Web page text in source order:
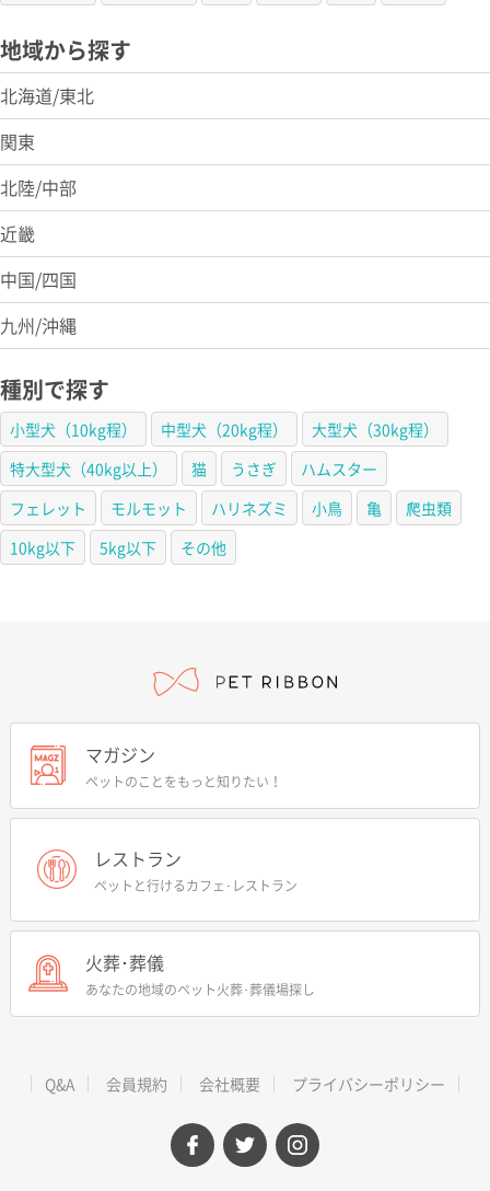
地域から探す
北海道/東北
関東
北陸/中部
近畿
中国/四国
九州/沖縄
種別で探す
小型犬（10kg程） 中型犬（20kg程）
大型犬（30kg程）
特大型犬（40kg以上）
猫 うさぎ
ハムスター
フェレット
モルモット ハリネズミ 小鳥 亀
爬虫類
10kg以下
5kg以下 その他
マガジン
ペットのことをもっと知りたい！
レストラン
ペットと行けるカフェ･レストラン
火葬･葬儀
あなたの地域のペット火葬･葬儀場探し
Q&A 会員規約 会社概要 プライバシーポリシー
facebooktwitterinstagram